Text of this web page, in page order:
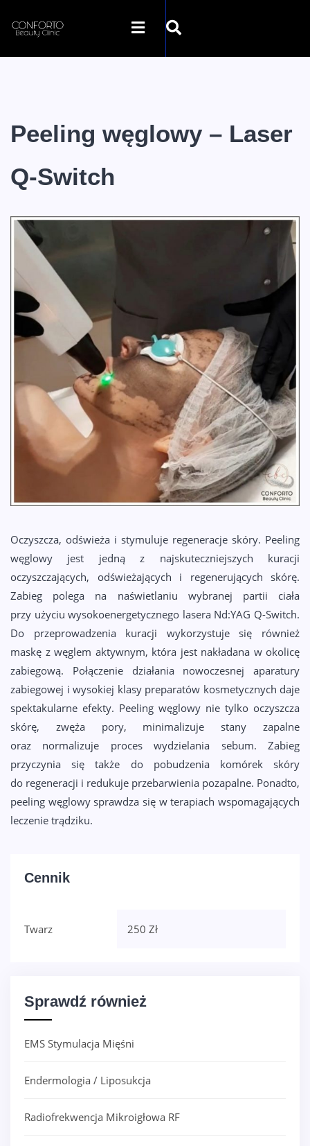
GALERIA
SKLEP INTERNETOWY
KONTAKT
Sprawdź również
EMS Stymulacja Mięśni
Endermologia / Liposukcja
Radiofrekwencja Mikroigłowa RF
Peeling węglowy – Laser
Q-Switch
Oczyszcza, odświeża i stymuluje regeneracje skóry. Peeling
węglowy jest jedną z najskuteczniejszych kuracji
oczyszczających, odświeżających i regenerujących skórę.
Zabieg polega na naświetlaniu wybranej partii ciała
przy użyciu wysokoenergetycznego lasera Nd:YAG Q-Switch.
Do przeprowadzenia kuracji wykorzystuje się również
maskę z węglem aktywnym, która jest nakładana w okolicę
zabiegową. Połączenie działania nowoczesnej aparatury
zabiegowej i wysokiej klasy preparatów kosmetycznych daje
spektakularne efekty. Peeling węglowy nie tylko oczyszcza
skórę, zwęża pory, minimalizuje stany zapalne
oraz normalizuje proces wydzielania sebum. Zabieg
przyczynia się także do pobudzenia komórek skóry
do regeneracji i redukuje przebarwienia pozapalne. Ponadto,
peeling węglowy sprawdza się w terapiach wspomagających
leczenie trądziku.
Cennik
Twarz 250 Zł